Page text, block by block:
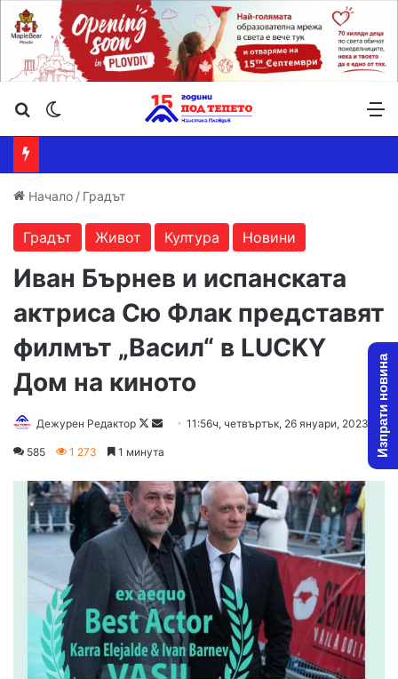
Търсене ...
Начало / Градът
Градът Живот Култура Новини
Иван Бърнев и испанската
актриса Сю Флак представят
филмът „Васил“ в LUCKY
Дом на киното
Дежурен Редактор
Follow
Send11:56ч, четвъртък, 26 януари, 2023
585 1 273 1 минута Изпрати новина